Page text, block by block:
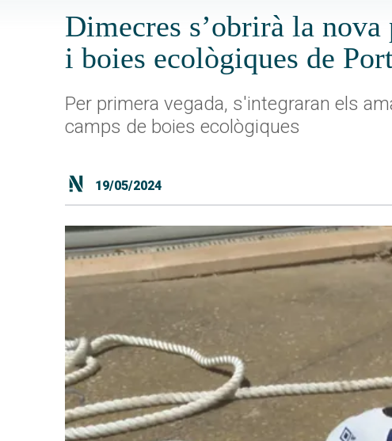
Dimecres s’obrirà la nova
i boies ecològiques de
Per primera vegada, s'integraran els
camps de boies ecològiques
19/05/2024